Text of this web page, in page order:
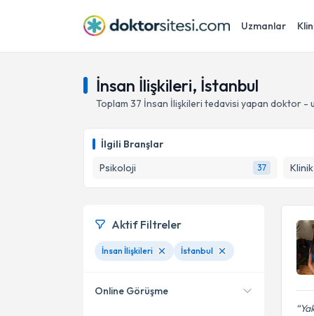
Uzmanlar
İnsan İlişkileri, İstanbul
Toplam 37 İnsan İlişkileri tedavisi yapan doktor -
İlgili Branşlar
Psikoloji
37
Aktif Filtreler
İnsan İlişkileri İstanbul
Online Görüşme